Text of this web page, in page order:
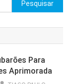
por:
Para
Aprimorada